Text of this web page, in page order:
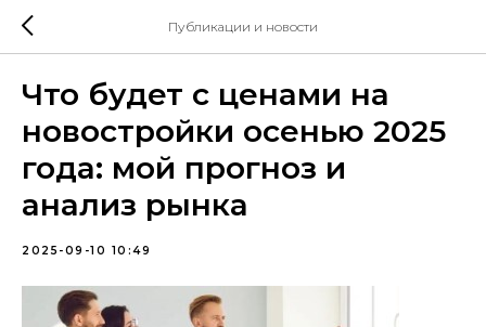
Публикации и новости
Что будет с ценами на
новостройки осенью 2025
года: мой прогноз и
анализ рынка
2025-09-10 10:49